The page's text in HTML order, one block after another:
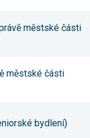
městské části
městské části
bydlení)